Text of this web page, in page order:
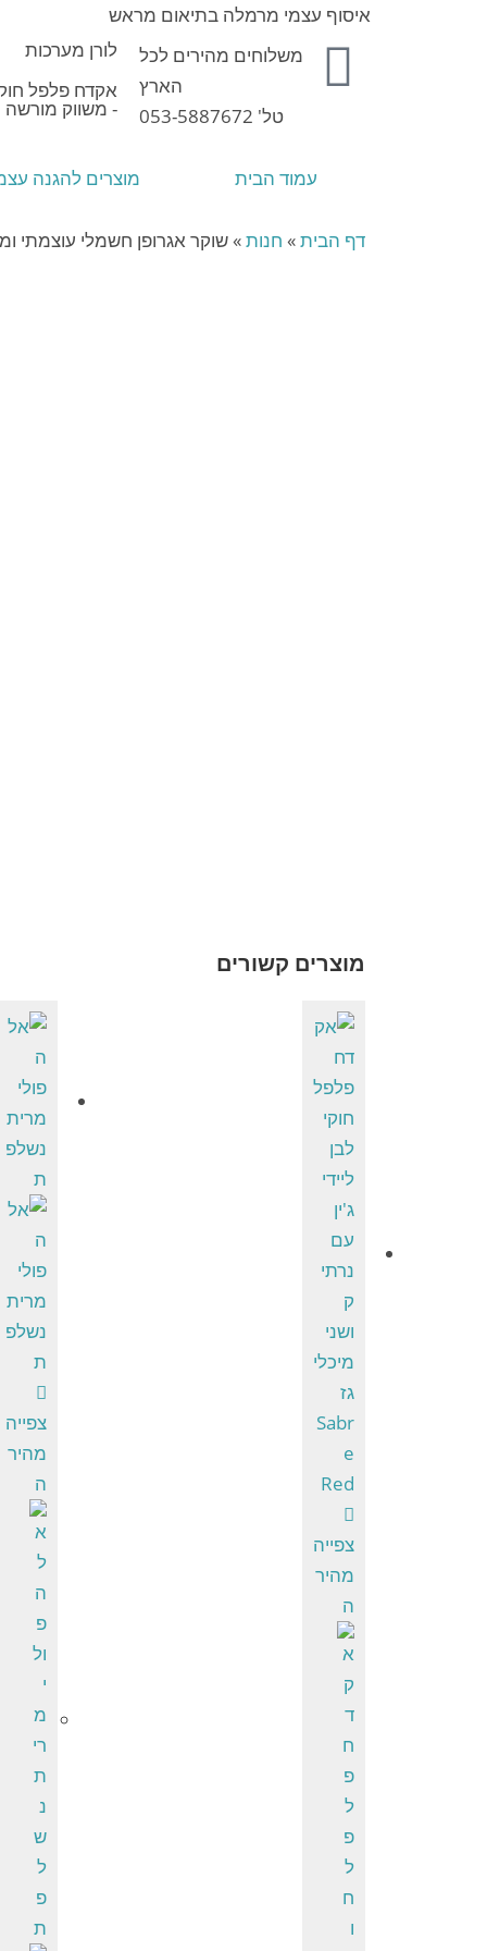
איסוף עצמי מרמלה בתיאום מראש
משלוחים מהירים לכל
הארץ
טל' 053-5887672
לורן מערכות
אקדח פלפל
- משווק מורשה
עמוד הבית מוצרים להגנה
דף הבית» חנות»שוקר אגרופן חשמלי עוצמתי
מוצרים קשורים
צפייה
מהיר
ה
צפייה
מהיר
ה